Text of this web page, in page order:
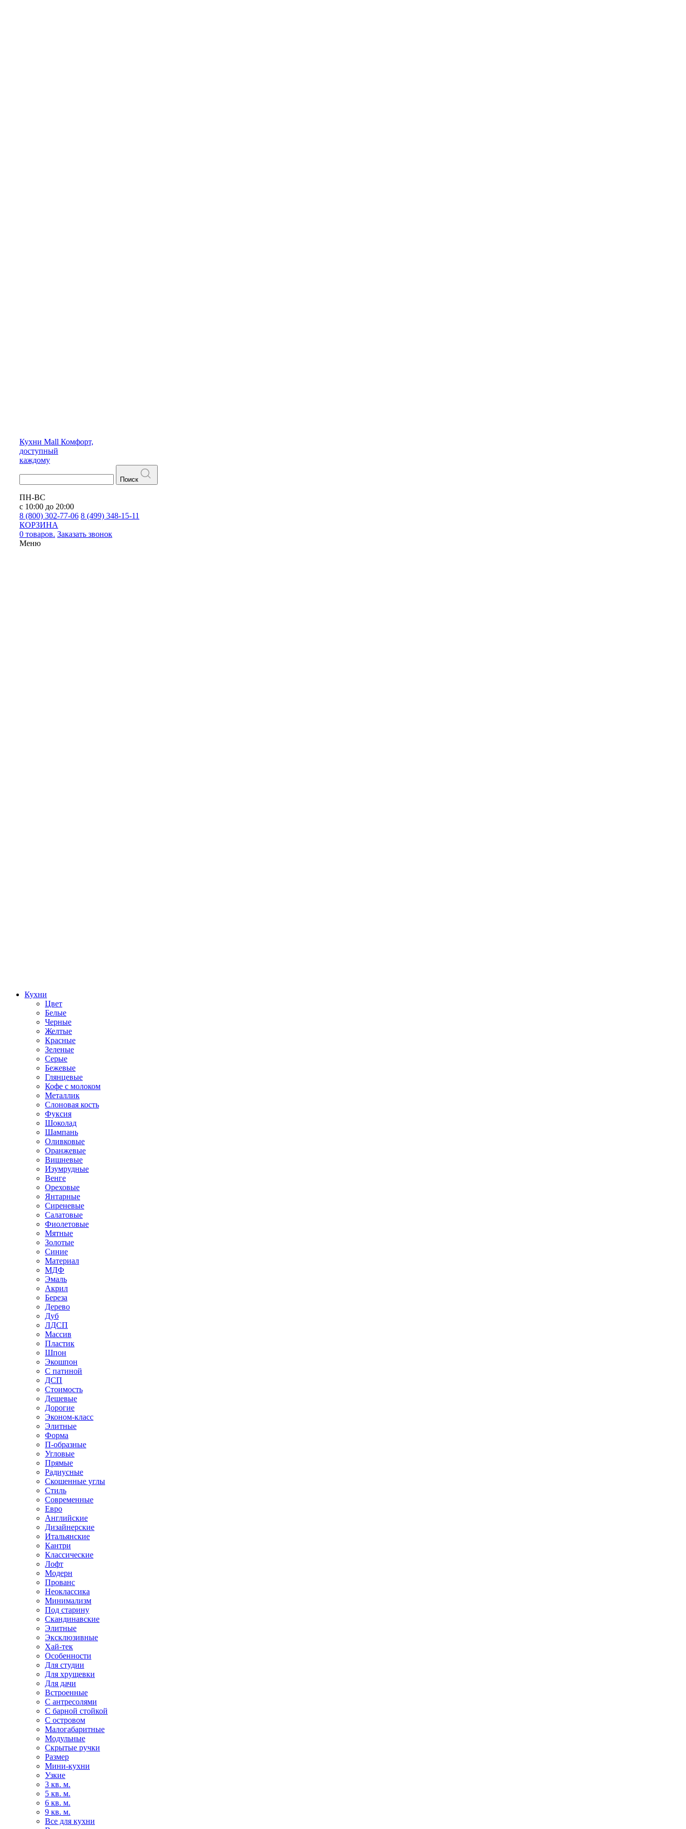
Кухни Mall Комфорт,
доступный
каждому
Поиск
ПН-ВС
с 10:00 до 20:00
8 (800) 302-77-06 8 (499) 348-15-11
КОРЗИНА
0 товаров. Заказать звонок
Меню
Кухни
Цвет
Белые
Черные
Желтые
Красные
Зеленые
Серые
Бежевые
Глянцевые
Кофе с молоком
Металлик
Слоновая кость
Фуксия
Шоколад
Шампань
Оливковые
Оранжевые
Вишневые
Изумрудные
Венге
Ореховые
Янтарные
Сиреневые
Салатовые
Фиолетовые
Мятные
Золотые
Синие
Материал
МДФ
Эмаль
Акрил
Береза
Дерево
Дуб
ЛДСП
Массив
Пластик
Шпон
Экошпон
С патиной
ДСП
Стоимость
Дешевые
Дорогие
Эконом-класс
Элитные
Форма
П-образные
Угловые
Прямые
Радиусные
Скошенные углы
Стиль
Современные
Евро
Английские
Дизайнерские
Итальянские
Кантри
Классические
Лофт
Модерн
Прованс
Неоклассика
Минимализм
Под старину
Скандинавские
Элитные
Эксклюзивные
Хай-тек
Особенности
Для студии
Для хрущевки
Для дачи
Встроенные
С антресолями
С барной стойкой
С островом
Малогабаритные
Модульные
Скрытые ручки
Размер
Мини-кухни
Узкие
3 кв. м.
5 кв. м.
6 кв. м.
9 кв. м.
Все для кухни